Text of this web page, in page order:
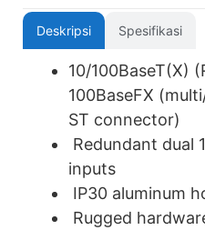
Deskripsi Spesifikasi
10/100BaseT(X)
100BaseFX
ST connector)
Redundant dual
inputs
IP30 aluminum
Rugged